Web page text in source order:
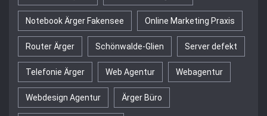
Notebook Ärger Fakensee Online Marketing Praxis
Router Ärger Schönwalde-Glien Server defekt
Telefonie Ärger Web Agentur Webagentur
Webdesign Agentur Ärger Büro